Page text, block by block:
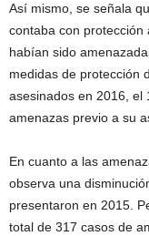
Así mismo, se señala
contaba con protección
habían sido
medidas de protección
asesinados en 2016, el
amenazas previo a su
En cuanto a las
observa una
presentaron en 2015.
total de 317 casos de